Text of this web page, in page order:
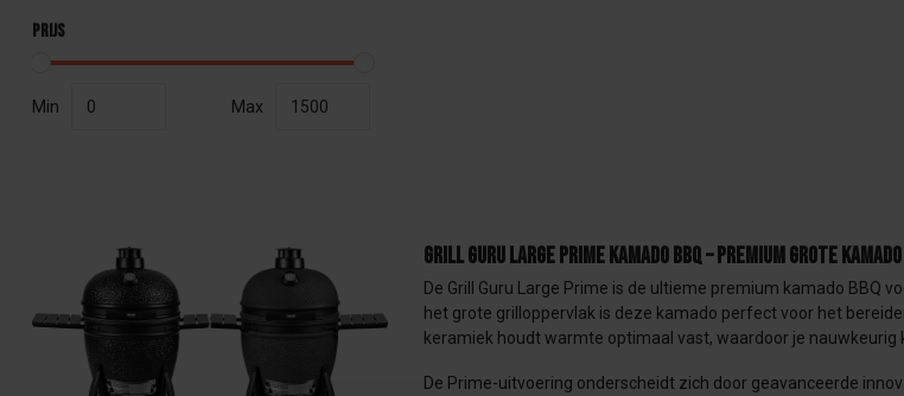
Prijs
Min Max
Grill Guru Large Prime kamado BBQ – premium grote
De Grill Guru Large Prime is de ultieme premium kamado BBQ
het grote grilloppervlak is deze kamado perfect voor het
keramiek houdt warmte optimaal vast, waardoor je nauwkeurig
De Prime-uitvoering onderscheidt zich door geavanceerde